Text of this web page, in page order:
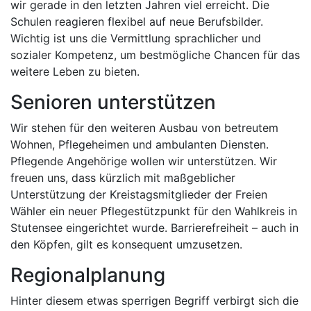
wir gerade in den letzten Jahren viel erreicht. Die
Schulen reagieren flexibel auf neue Berufsbilder.
Wichtig ist uns die Vermittlung sprachlicher und
sozialer Kompetenz, um bestmögliche Chancen für das
weitere Leben zu bieten.
Senioren unterstützen
Wir stehen für den weiteren Ausbau von betreutem
Wohnen, Pflegeheimen und ambulanten Diensten.
Pflegende Angehörige wollen wir unterstützen. Wir
freuen uns, dass kürzlich mit maßgeblicher
Unterstützung der Kreistagsmitglieder der Freien
Wähler ein neuer Pflegestützpunkt für den Wahlkreis in
Stutensee eingerichtet wurde. Barrierefreiheit – auch in
den Köpfen, gilt es konsequent umzusetzen.
Regionalplanung
Hinter diesem etwas sperrigen Begriff verbirgt sich die